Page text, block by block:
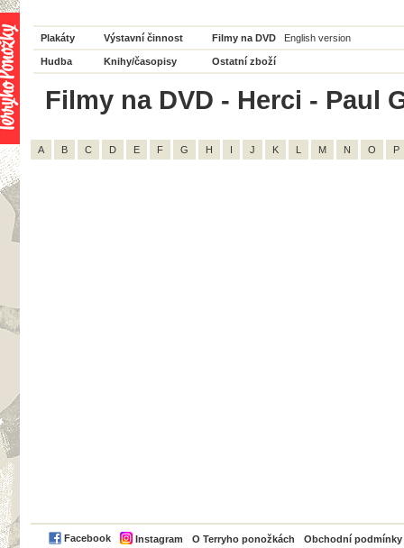
Plakáty Výstavní činnost Filmy na DVD English version
Hudba Knihy/časopisy Ostatní zboží
Filmy na DVD - Herci - Paul
A B C D E F G H I J K L M N O P
Facebook Instagram O Terryho ponožkách Obchodní podmínky
PayPal